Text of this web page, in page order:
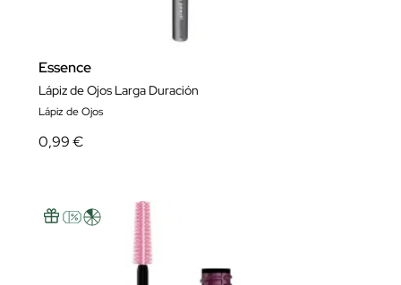
Essence
Lápiz de Ojos Larga Duración
Lápiz de Ojos
0,99 €